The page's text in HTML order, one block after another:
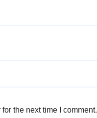
the next time I comment.